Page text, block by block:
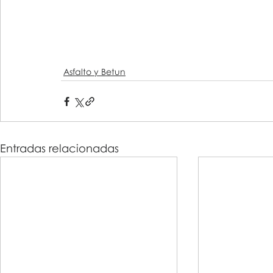
Asfalto y Betun
Entradas relacionadas